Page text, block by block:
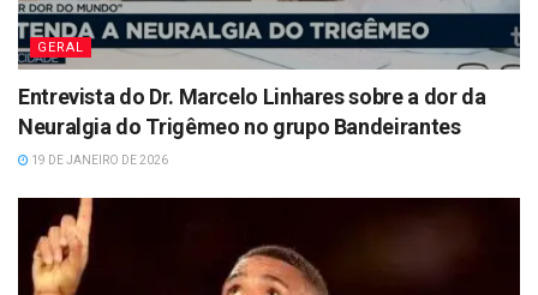
GERAL
Entrevista do Dr. Marcelo Linhares sobre a dor da
Neuralgia do Trigêmeo no grupo Bandeirantes
19 DE JANEIRO DE 2026